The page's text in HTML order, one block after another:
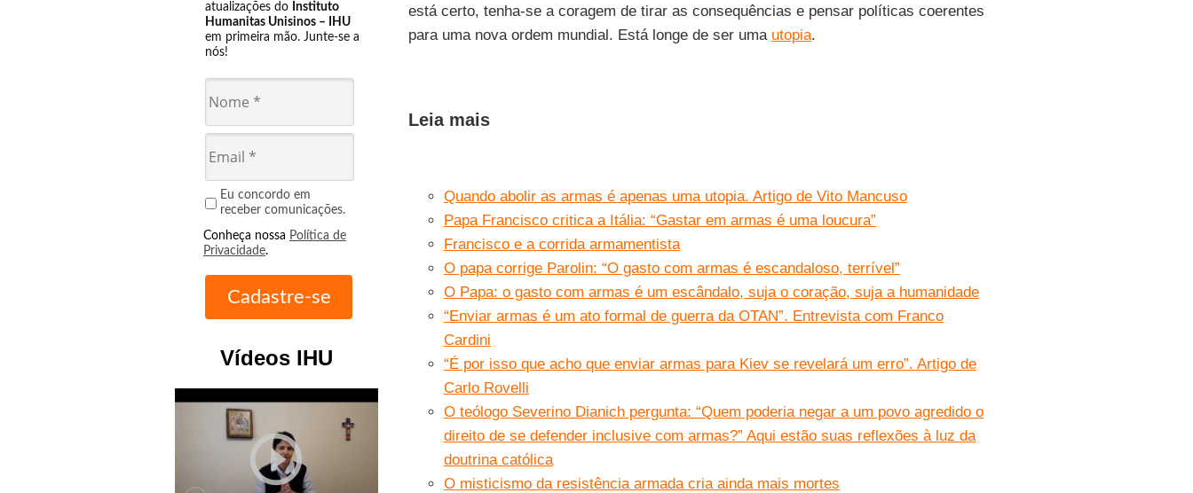
atualizações do Instituto
Humanitas Unisinos – IHU
em primeira mão. Junte-se a
nós!
Eu concordo em
receber comunicações.
Conheça nossa Política de
Privacidade.
Vídeos IHU
play_circle_outline
está certo, tenha-se a coragem de tirar as consequências e pensar políticas coerentes
para uma nova ordem mundial. Está longe de ser uma utopia.
Leia mais
Quando abolir as armas é apenas uma utopia. Artigo de Vito Mancuso
Papa Francisco critica a Itália: “Gastar em armas é uma loucura”
Francisco e a corrida armamentista
O papa corrige Parolin: “O gasto com armas é escandaloso, terrível”
O Papa: o gasto com armas é um escândalo, suja o coração, suja a humanidade
“Enviar armas é um ato formal de guerra da OTAN”. Entrevista com Franco
Cardini
“É por isso que acho que enviar armas para Kiev se revelará um erro”. Artigo de
Carlo Rovelli
O teólogo Severino Dianich pergunta: “Quem poderia negar a um povo agredido o
direito de se defender inclusive com armas?” Aqui estão suas reflexões à luz da
doutrina católica
O misticismo da resistência armada cria ainda mais mortes